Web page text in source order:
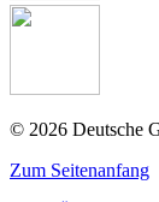
© 2026 Deutsche
Zum Seitenanfang